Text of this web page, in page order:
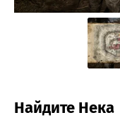
Найдите Нека